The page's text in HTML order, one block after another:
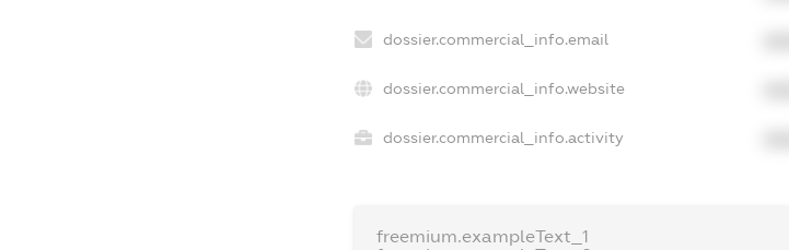
dossier.commercial_info.email
dossier.commercial_info.website
dossier.commercial_info.activity
freemium.exampleText_1